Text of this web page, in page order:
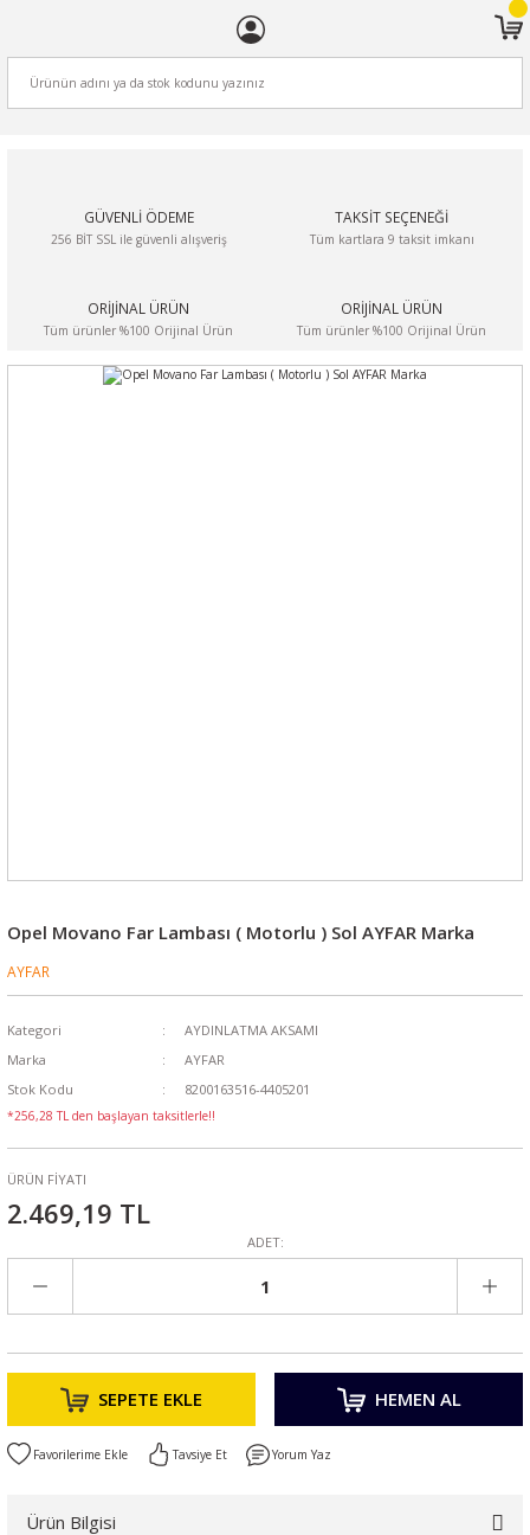
GÜVENLİ ÖDEME
256 BİT SSL ile güvenli alışveriş
TAKSİT SEÇENEĞİ
Tüm kartlara 9 taksit imkanı
ORİJİNAL ÜRÜN
Tüm ürünler %100 Orijinal Ürün
ORİJİNAL ÜRÜN
Tüm ürünler %100 Orijinal Ürün
Opel Movano Far Lambası ( Motorlu ) Sol AYFAR Marka
AYFAR
Kategori
AYDINLATMA AKSAMI
Marka
AYFAR
Stok Kodu
8200163516-4405201
*256,28 TL den başlayan taksitlerle!!
ÜRÜN FİYATI
2.469,19 TL
ADET:
SEPETE EKLE HEMEN AL
Tavsiye Et Yorum Yaz
Ürün Bilgisi